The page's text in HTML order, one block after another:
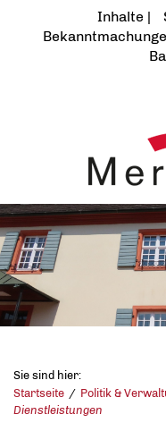
Inhalte
Sie sind hier:
Startseite
Politik &
Dienstleistungen